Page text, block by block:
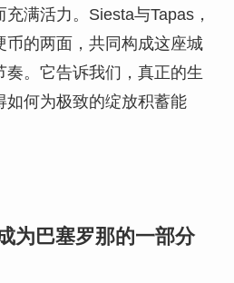
满活力。Siesta与Tapas，
币的两面，共同构成这座城
。它告诉我们，真正的生
如何为极致的绽放积蓄能
为巴塞罗那的一部分